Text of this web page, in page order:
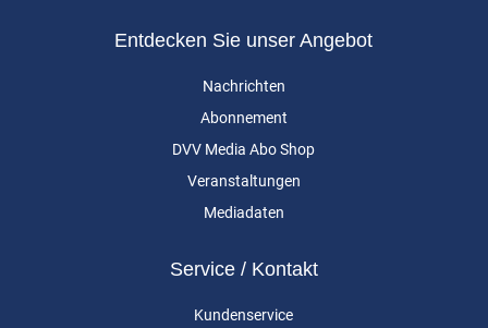
Entdecken Sie unser Angebot
Nachrichten
Abonnement
DVV Media Abo Shop
Veranstaltungen
Mediadaten
Service / Kontakt
Kundenservice